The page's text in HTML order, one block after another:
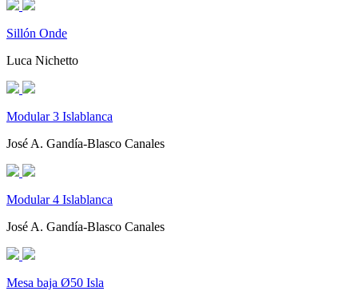
Sillón Onde
Luca Nichetto
Modular 3 Islablanca
José A. Gandía-Blasco Canales
Modular 4 Islablanca
José A. Gandía-Blasco Canales
Mesa baja Ø50 Isla